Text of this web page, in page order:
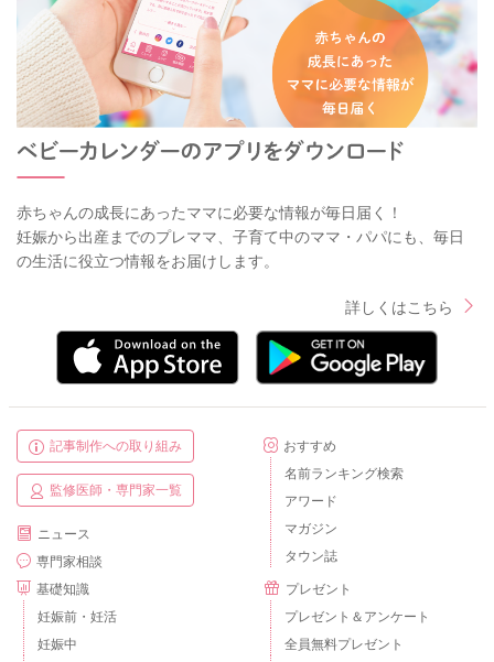
赤ちゃんの成長にあったママに必要な情報が毎日届く！
妊娠から出産までのプレママ、子育て中のママ・パパにも、毎日
の生活に役立つ情報をお届けします。
詳しくはこちら
記事制作への取り組み
監修医師・専門家一覧
ニュース
専門家相談
基礎知識
妊娠前・妊活
妊娠中
おすすめ
名前ランキング検索
アワード
マガジン
タウン誌
プレゼント
プレゼント＆アンケート
全員無料プレゼント